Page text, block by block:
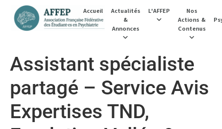
Accueil
Actualités
&
Annonces
L'AFFEP
Nos
Actions &
Contenus
Assistant spécialiste
partagé – Service Avis
Expertises TND,